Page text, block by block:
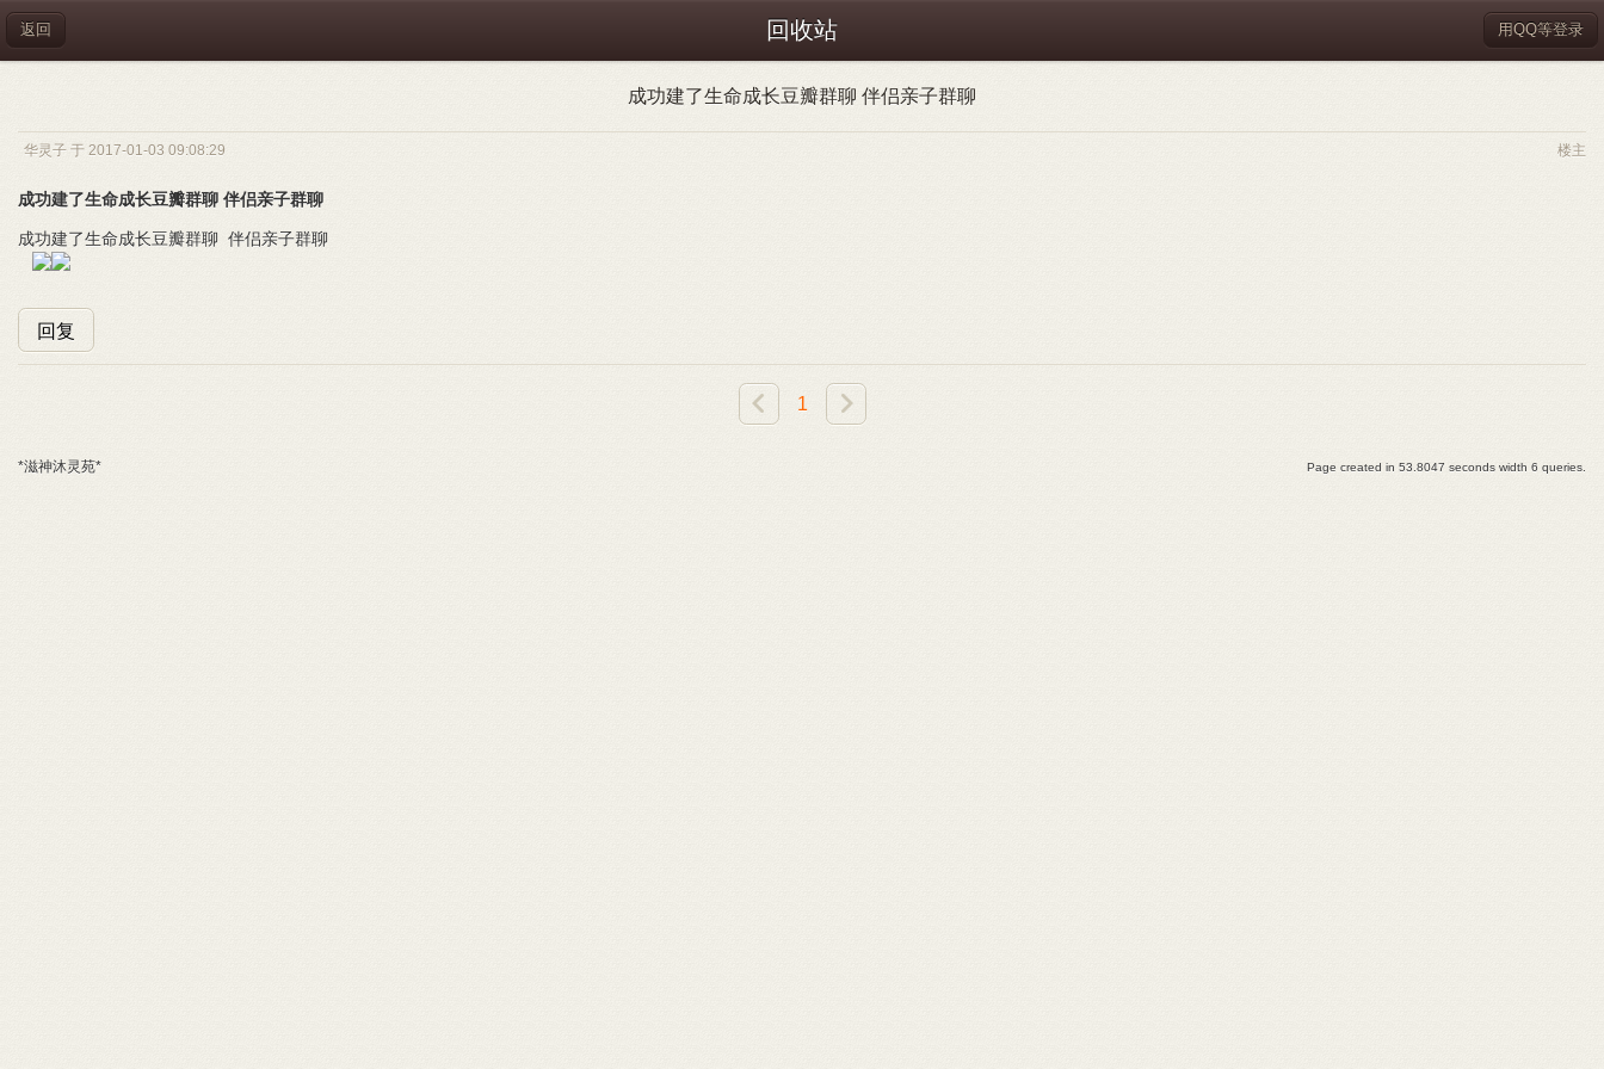
回收站
返回 用QQ等登录
成功建了生命成长豆瓣群聊 伴侣亲子群聊
楼主
华灵子 于 2017-01-03 09:08:29
成功建了生命成长豆瓣群聊 伴侣亲子群聊
成功建了生命成长豆瓣群聊 伴侣亲子群聊
回复
1
*滋神沐灵苑* Page created in 53.8047 seconds width 6 queries.